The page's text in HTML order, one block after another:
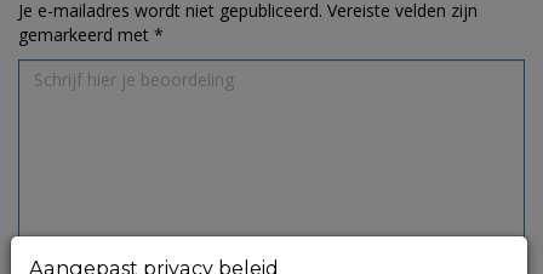
Je e-mailadres wordt niet gepubliceerd. Vereiste velden zijn
gemarkeerd met *
Aangepast privacy beleid